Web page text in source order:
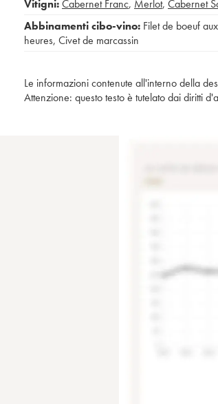
Vitigni:Cabernet Franc, Merlot, Cabernet
Abbinamenti cibo-vino: Filet de boeuf
heures, Civet de marcassin
Le informazioni contenute all'interno della
Attenzione: questo testo è tutelato dai diritti